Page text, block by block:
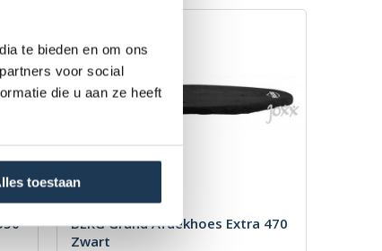
te bieden en om ons
voor social
die u aan ze heeft
toestaan
BERG Grand Afdekhoes Extra 470
Zwart